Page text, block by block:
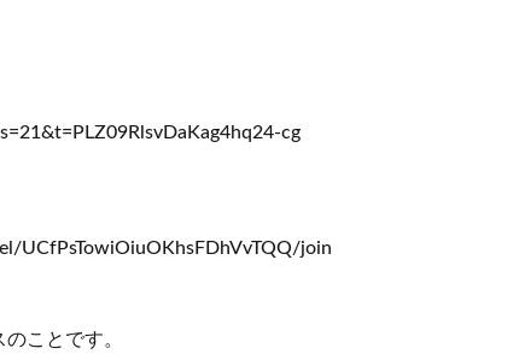
cg
UCfPsTowiOiuOKhsFDhVvTQQ/join
ことです。